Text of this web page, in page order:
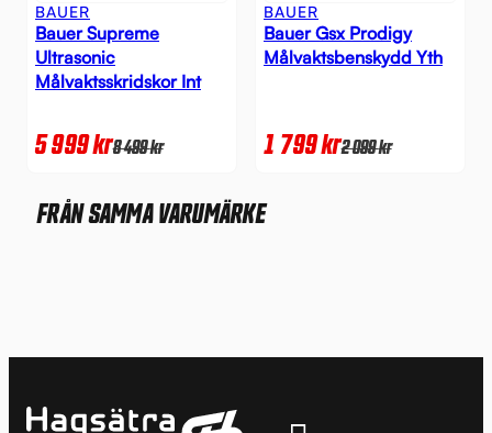
BAUER
Bauer Supreme
Ultrasonic
Målvaktsskridskor Int
5 999kr8 499kr
BAUER
Bauer Gsx Prodigy
Målvaktsbenskydd Yth
1 799kr2 099kr
FRÅN SAMMA VARUMÄRKE